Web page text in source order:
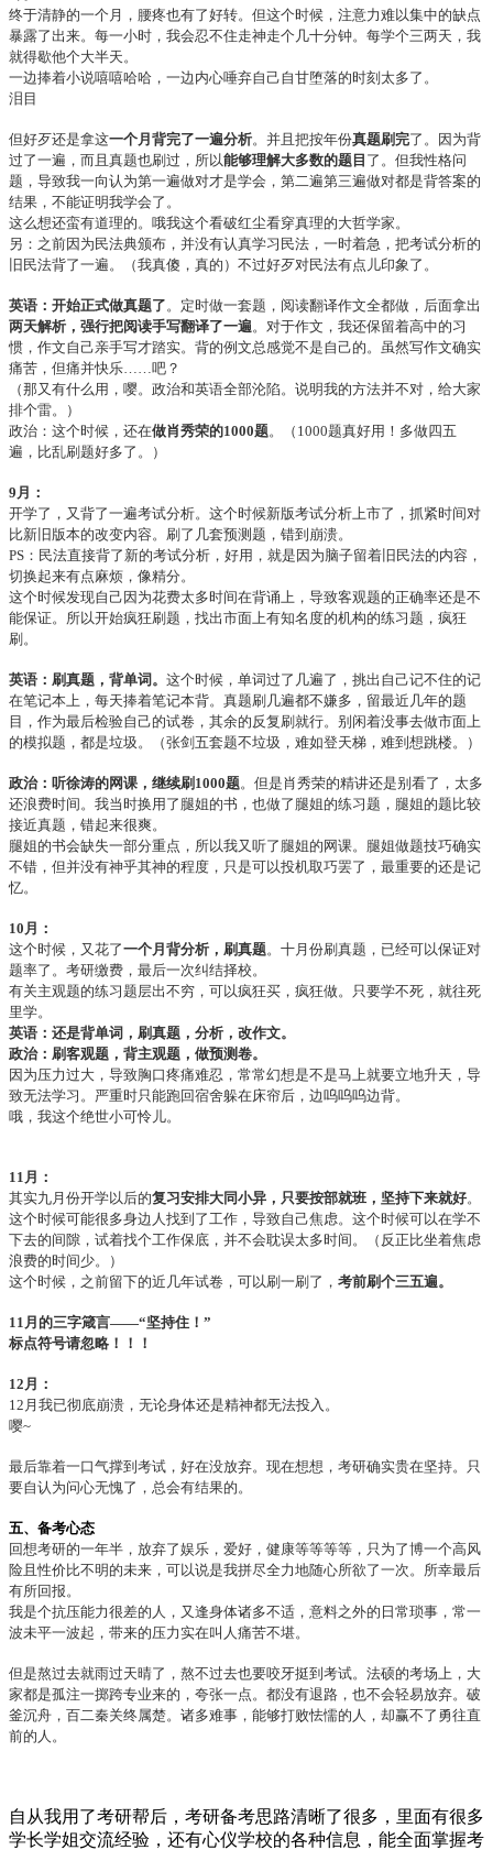
终于清静的一个月，腰疼也有了好转。但这个时候，注意力难以集中的缺点
暴露了出来。每一小时，我会忍不住走神走个几十分钟。每学个三两天，我
就得歇他个大半天。
一边捧着小说嘻嘻哈哈，一边内心唾弃自己自甘堕落的时刻太多了。
泪目
但好歹还是拿这一个月背完了一遍分析。并且把按年份真题刷完了。因为背
过了一遍，而且真题也刷过，所以能够理解大多数的题目 了。但我性格问
题，导致我一向认为第一遍做对才是学会，第二遍第三遍做对都是背答案的
结果，不能证明我学会了。
这么想还蛮有道理的。哦我这个看破红尘看穿真理的大哲学家。
另：之前因为民法典颁布，并没有认真学习民法，一时着急，把考试分析的
旧民法背了一遍。（我真傻，真的）不过好歹对民法有点儿印象了。
英语：开始正式做真题了 。定时做一套题，阅读翻译作文全都做，后面拿出
两天解析，强行把阅读手写翻译了一遍 。对于作文，我还保留着高中的习
惯，作文自己亲手写才踏实。背的例文总感觉不是自己的。虽然写作文确实
痛苦，但痛并快乐……吧？
（那又有什么用，嘤。政治和英语全部沦陷。说明我的方法并不对，给大家
排个雷。）
政治：这个时候，还在做肖秀荣的1000题。（1000题真好用！多做四五
遍，比乱刷题好多了。）
9月：
开学了，又背了一遍考试分析。这个时候新版考试分析上市了，抓紧时间对
比新旧版本的改变内容。刷了几套预测题，错到崩溃。
PS：民法直接背了新的考试分析，好用，就是因为脑子留着旧民法的内容，
切换起来有点麻烦，像精分。
这个时候发现自己因为花费太多时间在背诵上，导致客观题的正确率还是不
能保证。所以开始疯狂刷题，找出市面上有知名度的机构的练习题，疯狂
刷。
英语：刷真题，背单词。 这个时候，单词过了几遍了，挑出自己记不住的记
在笔记本上，每天捧着笔记本背。真题刷几遍都不嫌多，留最近几年的题
目，作为最后检验自己的试卷，其余的反复刷就行。别闲着没事去做市面上
的模拟题，都是垃圾。（张剑五套题不垃圾，难如登天梯，难到想跳楼。）
政治：听徐涛的网课，继续刷1000题。但是肖秀荣的精讲还是别看了，太多
还浪费时间。我当时换用了腿姐的书，也做了腿姐的练习题，腿姐的题比较
接近真题，错起来很爽。
腿姐的书会缺失一部分重点，所以我又听了腿姐的网课。腿姐做题技巧确实
不错，但并没有神乎其神的程度，只是可以投机取巧罢了，最重要的还是记
忆。
10月：
这个时候，又花了一个月背分析，刷真题。十月份刷真题，已经可以保证对
题率了。考研缴费，最后一次纠结择校。
有关主观题的练习题层出不穷，可以疯狂买，疯狂做。只要学不死，就往死
里学。
英语：还是背单词，刷真题，分析，改作文。
政治：刷客观题，背主观题，做预测卷。
因为压力过大，导致胸口疼痛难忍，常常幻想是不是马上就要立地升天，导
致无法学习。严重时只能跑回宿舍躲在床帘后，边呜呜呜边背。
哦，我这个绝世小可怜儿。
11月：
其实九月份开学以后的复习安排大同小异，只要按部就班，坚持下来就好。
这个时候可能很多身边人找到了工作，导致自己焦虑。这个时候可以在学不
下去的间隙，试着找个工作保底，并不会耽误太多时间。（反正比坐着焦虑
浪费的时间少。）
这个时候，之前留下的近几年试卷，可以刷一刷了， 考前刷个三五遍。
11月的三字箴言——“坚持住！”
标点符号请忽略！！！
12月：
12月我已彻底崩溃，无论身体还是精神都无法投入。
嘤~
最后靠着一口气撑到考试，好在没放弃。现在想想，考研确实贵在坚持。只
要自认为问心无愧了，总会有结果的。
五、备考心态
回想考研的一年半，放弃了娱乐，爱好，健康等等等等，只为了博一个高风
险且性价比不明的未来，可以说是我拼尽全力地随心所欲了一次。所幸最后
有所回报。
我是个抗压能力很差的人，又逢身体诸多不适，意料之外的日常琐事，常一
波未平一波起，带来的压力实在叫人痛苦不堪。
但是熬过去就雨过天晴了，熬不过去也要咬牙挺到考试。法硕的考场上，大
家都是孤注一掷跨专业来的，夸张一点。都没有退路，也不会轻易放弃。破
釜沉舟，百二秦关终属楚。诸多难事，能够打败怯懦的人，却赢不了勇往直
前的人。
自从我用了考研帮后，考研备考思路清晰了很多，里面有很多
学长学姐交流经验，还有心仪学校的各种信息，能全面掌握考